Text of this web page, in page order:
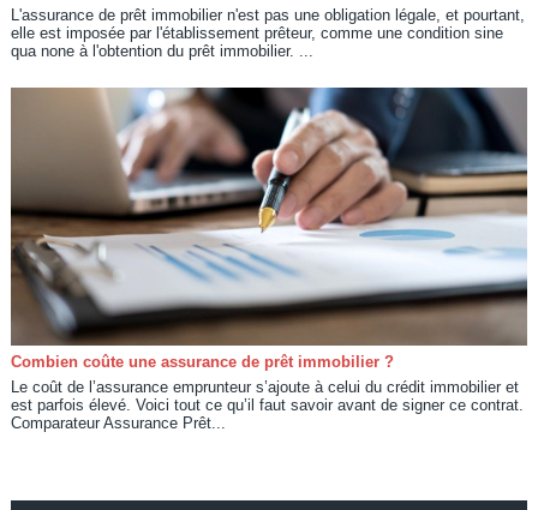
L'assurance de prêt immobilier n'est pas une obligation légale, et pourtant,
elle est imposée par l'établissement prêteur, comme une condition sine
qua none à l'obtention du prêt immobilier. ...
Combien coûte une assurance de prêt immobilier ?
Le coût de l’assurance emprunteur s’ajoute à celui du crédit immobilier et
est parfois élevé. Voici tout ce qu’il faut savoir avant de signer ce contrat.
Comparateur Assurance Prêt...